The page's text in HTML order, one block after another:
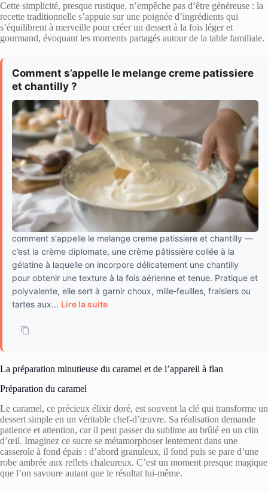
Cette simplicité, presque rustique, n’empêche pas d’être généreuse : la
recette traditionnelle s’appuie sur une poignée d’ingrédients qui
s’équilibrent à merveille pour créer un dessert à la fois léger et
gourmand, évoquant les moments partagés autour de la table familiale.
Comment s’appelle le melange creme patissiere
et chantilly ?
comment s'appelle le melange creme patissiere et chantilly —
c’est la crème diplomate, une crème pâtissière collée à la
gélatine à laquelle on incorpore délicatement une chantilly
pour obtenir une texture à la fois aérienne et tenue. Pratique et
polyvalente, elle sert à garnir choux, mille‑feuilles, fraisiers ou
tartes aux... Lire la suite
La préparation minutieuse du caramel et de l’appareil à flan
Préparation du caramel
Le caramel, ce précieux élixir doré, est souvent la clé qui transforme un
dessert simple en un véritable chef-d’œuvre. Sa réalisation demande
patience et attention, car il peut passer du sublime au brûlé en un clin
d’œil. Imaginez ce sucre se métamorphoser lentement dans une
casserole à fond épais : d’abord granuleux, il fond puis se pare d’une
robe ambrée aux reflets chaleureux. C’est un moment presque magique
que l’on savoure autant que le résultat lui-même.